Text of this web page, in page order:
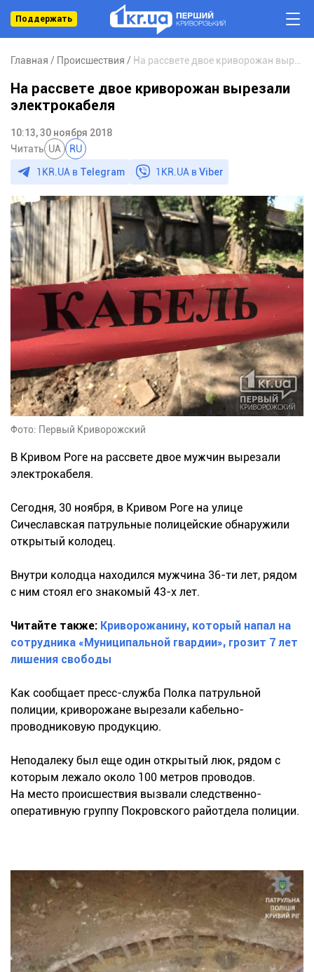
Поддержать
Главная Происшествия
На рассвете двое криворожан вырезали
электрокабеля
10:13, 30 ноября 2018
Читать UA RU
1KR.UA в Telegram 1KR.UA вViber
Фото: Первый Криворожский
В Кривом Роге на рассвете двое мужчин вырезали
электрокабеля.
Сегодня, 30 ноября, в Кривом Роге на улице
Сичеславская патрульные полицейские обнаружили
открытый колодец.
Внутри колодца находился мужчина 36-ти лет, рядом
с ним стоял его знакомый 43-х лет.
Читайте также: Криворожанину, который напал на
сотрудника «Муниципальной гвардии», грозит 7 лет
лишения свободы
Как сообщает пресс-служба Полка патрульной
полиции, криворожане вырезали кабельно-
проводниковую продукцию.
Неподалеку был еще один открытый люк, рядом с
которым лежало около 100 метров проводов.
На место происшествия вызвали следственно-
оперативную группу Покровского райотдела полиции.